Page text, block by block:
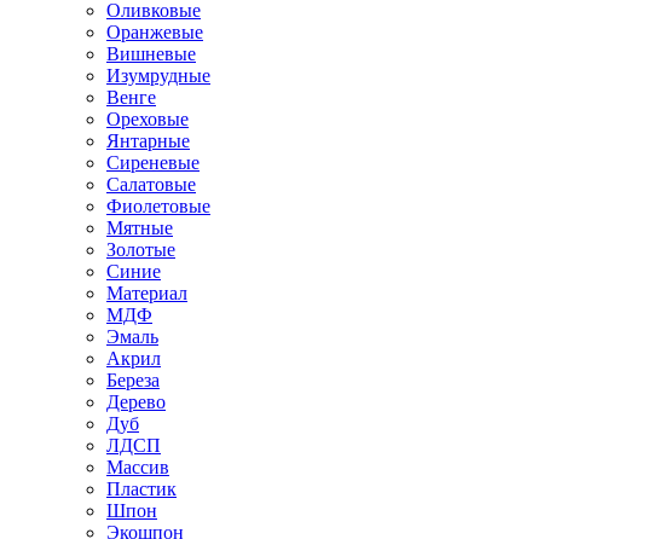
Оливковые
Оранжевые
Вишневые
Изумрудные
Венге
Ореховые
Янтарные
Сиреневые
Салатовые
Фиолетовые
Мятные
Золотые
Синие
Материал
МДФ
Эмаль
Акрил
Береза
Дерево
Дуб
ЛДСП
Массив
Пластик
Шпон
Экошпон